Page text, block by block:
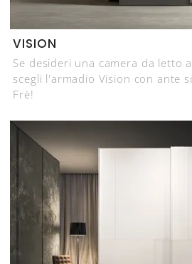
VISION
Se desideri una camera da letto
scegli l'armadio Vision con ante
Frè!